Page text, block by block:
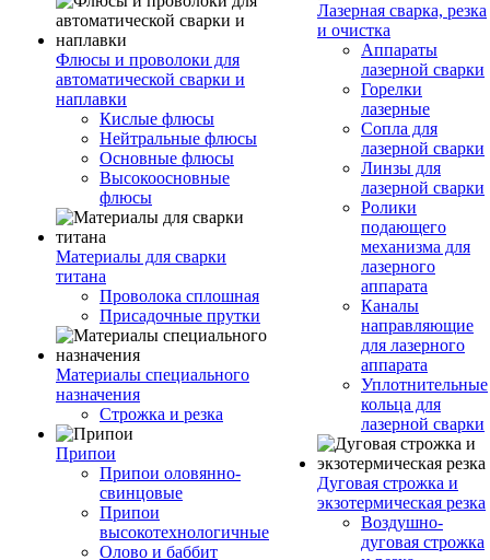
Флюсы и проволоки для
автоматической сварки и
наплавки
Кислые флюсы
Нейтральные флюсы
Основные флюсы
Высокоосновные
флюсы
Материалы для сварки
титана
Проволока сплошная
Присадочные прутки
Материалы специального
назначения
Строжка и резка
Припои
Припои оловянно-
свинцовые
Припои
высокотехнологичные
Олово и баббит
Лазерная сварка, резка
и очистка
Аппараты
лазерной сварки
Горелки
лазерные
Сопла для
лазерной сварки
Линзы для
лазерной сварки
Ролики
подающего
механизма для
лазерного
аппарата
Каналы
направляющие
для лазерного
аппарата
Уплотнительные
кольца для
лазерной сварки
Дуговая строжка и
экзотермическая резка
Воздушно-
дуговая строжка